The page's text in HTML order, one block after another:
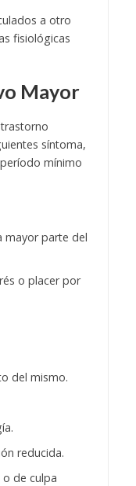
a otro
fisiológicas
Mayor
síntoma,
mínimo
mayor parte del
o placer por
del mismo.
reducida.
de culpa